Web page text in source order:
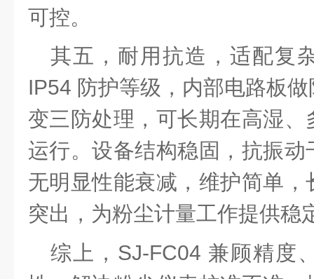
可控。
其五，耐用抗造，适配复
IP54 防护等级，内部电路板
变三防处理，可长期在高湿
运行。设备结构稳固，抗振
无明显性能衰减，维护简单
突出，为粉尘计量工作提供稳
综上， SJ-FC04 兼顾精度